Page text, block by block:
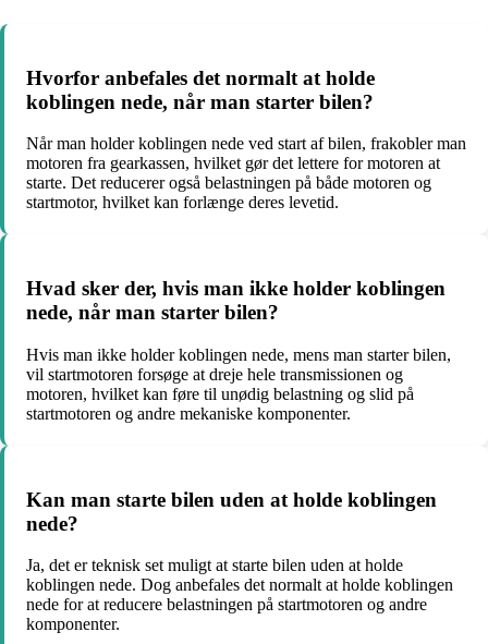
Hvorfor anbefales det normalt at holde
koblingen nede, når man starter bilen?
Når man holder koblingen nede ved start af bilen, frakobler man
motoren fra gearkassen, hvilket gør det lettere for motoren at
starte. Det reducerer også belastningen på både motoren og
startmotor, hvilket kan forlænge deres levetid.
Hvad sker der, hvis man ikke holder koblingen
nede, når man starter bilen?
Hvis man ikke holder koblingen nede, mens man starter bilen,
vil startmotoren forsøge at dreje hele transmissionen og
motoren, hvilket kan føre til unødig belastning og slid på
startmotoren og andre mekaniske komponenter.
Kan man starte bilen uden at holde koblingen
nede?
Ja, det er teknisk set muligt at starte bilen uden at holde
koblingen nede. Dog anbefales det normalt at holde koblingen
nede for at reducere belastningen på startmotoren og andre
komponenter.